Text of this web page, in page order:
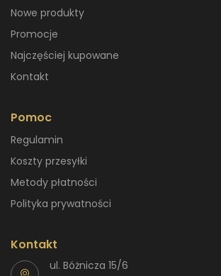
Nowe produkty
Promocje
Najczęściej kupowane
Kontakt
Pomoc
Regulamin
Koszty przesyłki
Metody płatności
Polityka prywatności
Kontakt
ul. Bóżnicza 15/6